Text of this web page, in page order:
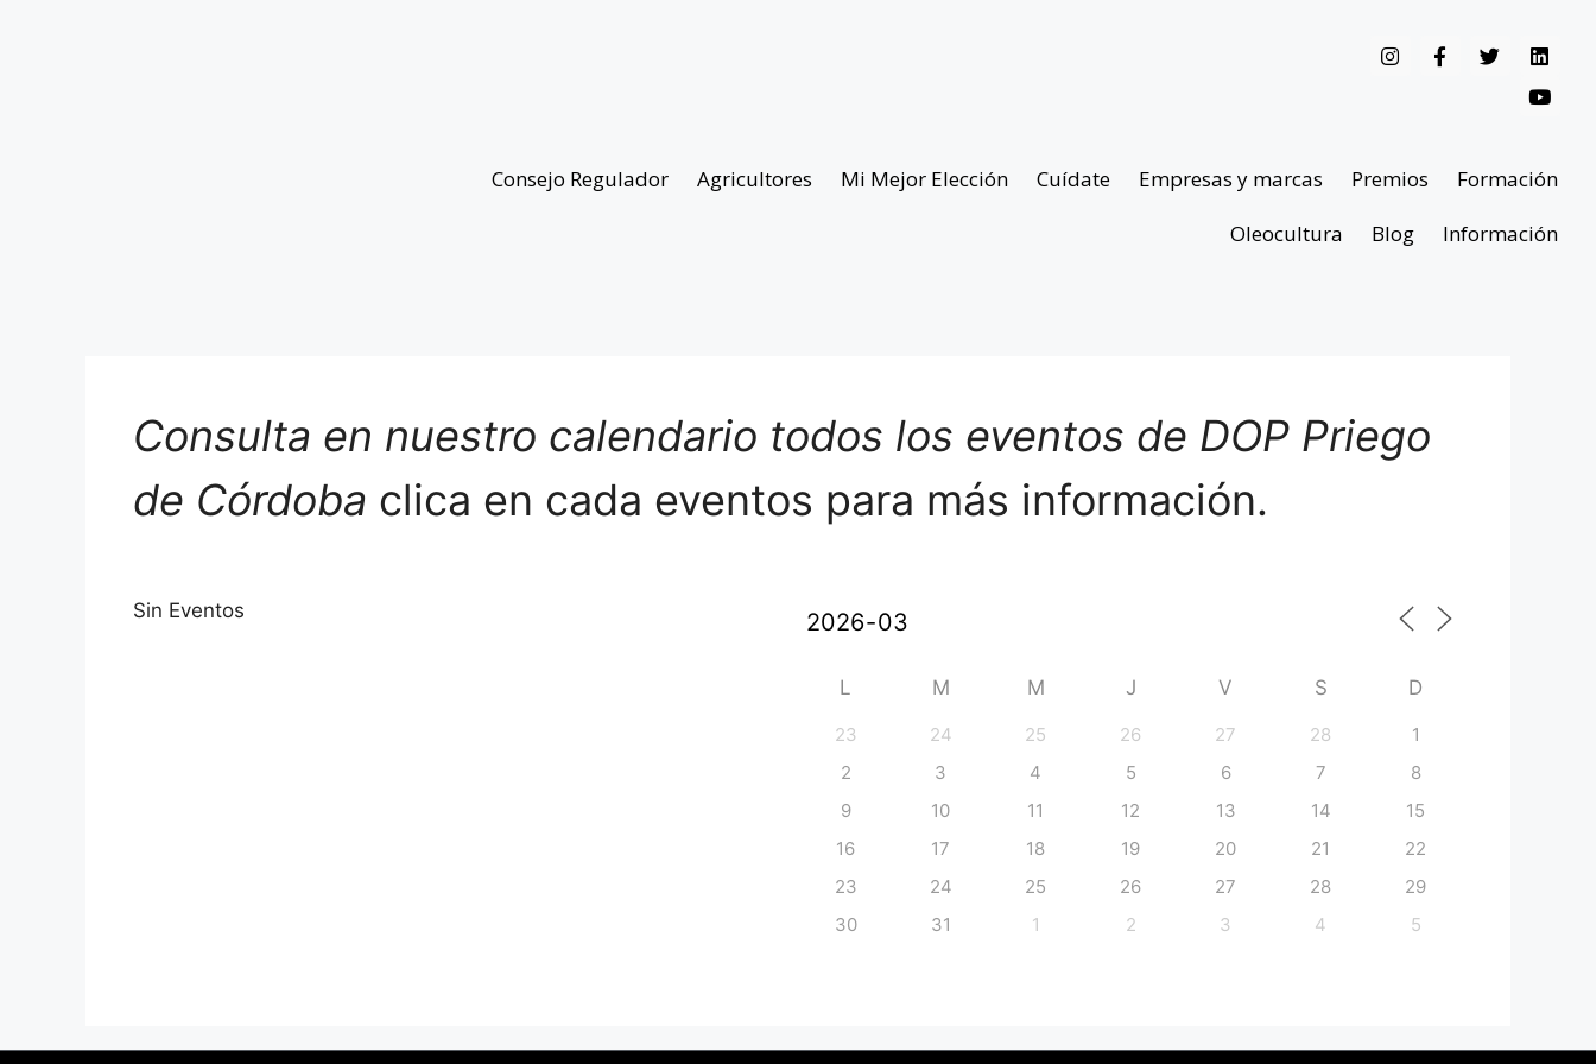
Consejo Regulador Agricultores Mi Mejor Elección Cuídate Empresas y marcas Premios
Formación
Oleocultura
Blog Información
Consulta en nuestro calendario todos los eventos de DOP Priego
de Córdoba clica en cada eventos para más información.
Sin Eventos
L M M J V S D
23 24 25 26 27 28
1
2
3 4 5 6 7
8
9
10 11 12 13 14
15
16
17 18 19 20 21
22
23
24 25 26 27 28
29
30
31 1 2 3 4 5